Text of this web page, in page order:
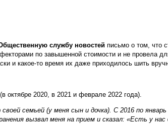
службу новостей письмо о том, что
по завышенной стоимости и не провела
и какое-то время их даже приходилось шить
октябре 2020, в 2021 и феврале 2022 года).
семьей (у меня сын и дочка). С 2016 по
вызвал меня на прием и сказал: «Есть у нас